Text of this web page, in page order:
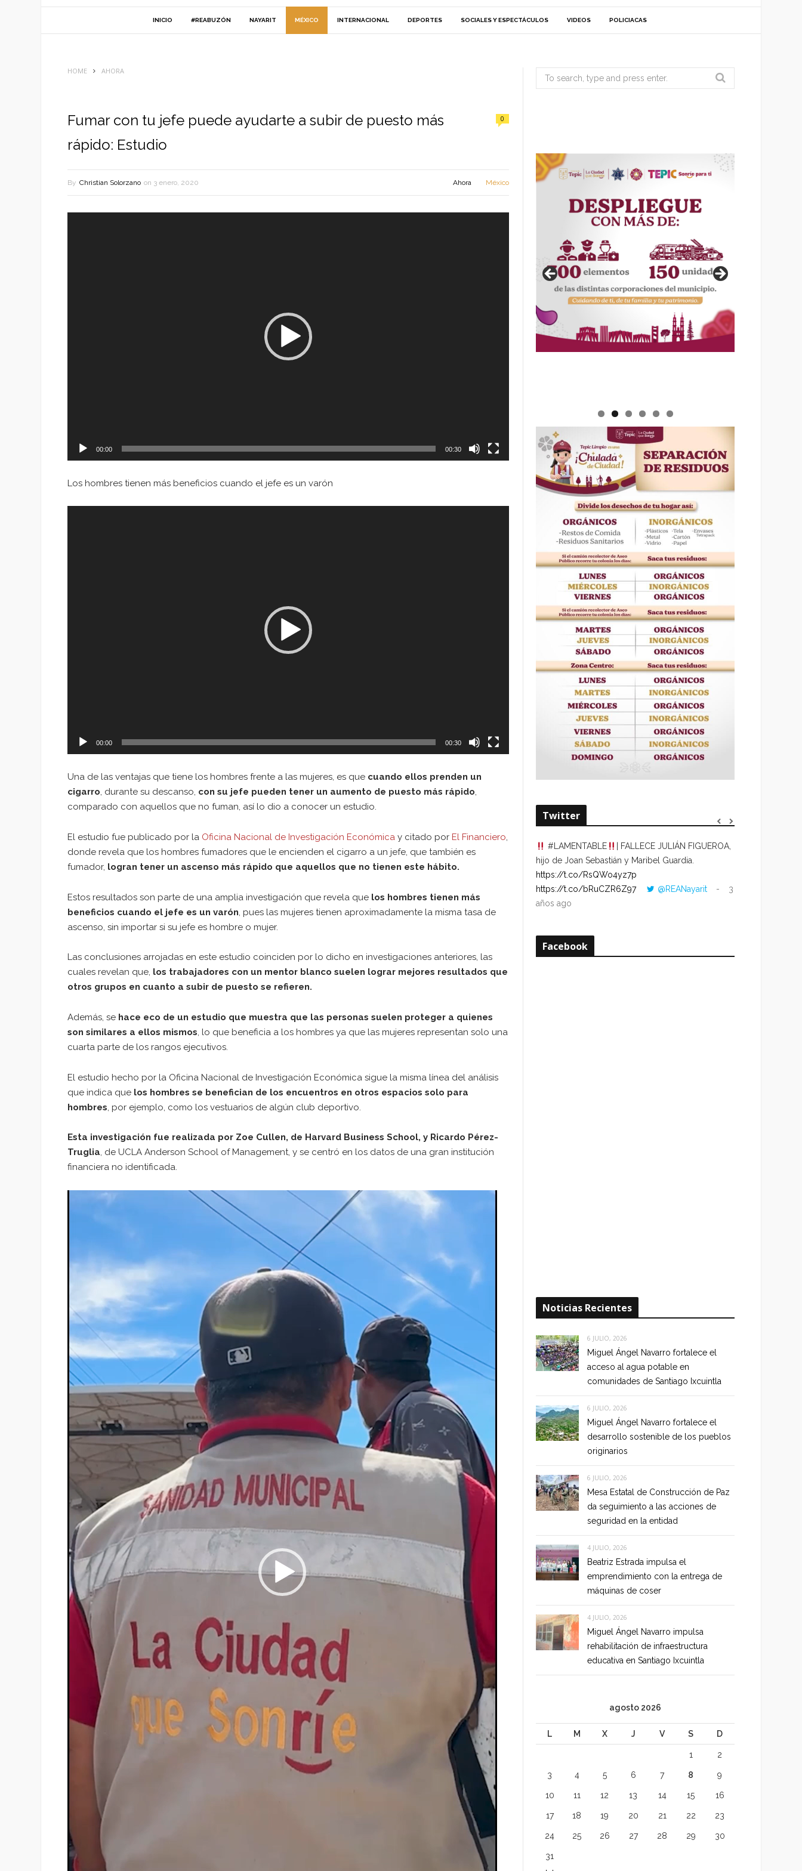
INICIO #REABUZÓN NAYARIT MÉXICO INTERNACIONAL DEPORTES SOCIALES Y ESPECTÁCULOS VIDEOS POLICIACAS
HOME AHORA
Fumar con tu jefe puede ayudarte a subir de puesto más
rápido: Estudio
0
By Christian Solorzano on 3 enero, 2020 Ahora México
00:00 00:30
Los hombres tienen más beneficios cuando el jefe es un varón
00:00 00:30
Una de las ventajas que tiene los hombres frente a las mujeres, es que cuando ellos prenden un
cigarro, durante su descanso, con su jefe pueden tener un aumento de puesto más rápido,
comparado con aquellos que no fuman, así lo dio a conocer un estudio.
El estudio fue publicado por la Oficina Nacional de Investigación Económica y citado por El Financiero,
donde revela que los hombres fumadores que le encienden el cigarro a un jefe, que también es
fumador, logran tener un ascenso más rápido que aquellos que no tienen este hábito.
Estos resultados son parte de una amplia investigación que revela que los hombres tienen más
beneficios cuando el jefe es un varón , pues las mujeres tienen aproximadamente la misma tasa de
ascenso, sin importar si su jefe es hombre o mujer.
Las conclusiones arrojadas en este estudio coinciden por lo dicho en investigaciones anteriores, las
cuales revelan que, los trabajadores con un mentor blanco suelen lograr mejores resultados que
otros grupos en cuanto a subir de puesto se refieren.
Además, se hace eco de un estudio que muestra que las personas suelen proteger a quienes
son similares a ellos mismos, lo que beneficia a los hombres ya que las mujeres representan solo una
cuarta parte de los rangos ejecutivos.
El estudio hecho por la Oficina Nacional de Investigación Económica sigue la misma línea del análisis
que indica que los hombres se benefician de los encuentros en otros espacios solo para
hombres, por ejemplo, como los vestuarios de algún club deportivo.
Esta investigación fue realizada por Zoe Cullen, de Harvard Business School, y Ricardo Pérez-
Truglia, de UCLA Anderson School of Management, y se centró en los datos de una gran institución
financiera no identificada.
Reproductor
Search
for:
Twitter
#LAMENTABLE
| FALLECE JULIÁN FIGUEROA,
hijo de Joan Sebastián y Maribel Guardia.
https://t.co/RsQWo4yz7p
https://t.co/bRuCZR6Z97
@REANayarit
3
años ago
Facebook
Noticias Recientes
6 JULIO, 2026
Miguel Ángel Navarro fortalece el
acceso al agua potable en
comunidades de Santiago Ixcuintla
6 JULIO, 2026
Miguel Ángel Navarro fortalece el
desarrollo sostenible de los pueblos
originarios
6 JULIO, 2026
Mesa Estatal de Construcción de Paz
da seguimiento a las acciones de
seguridad en la entidad
4 JULIO, 2026
Beatriz Estrada impulsa el
emprendimiento con la entrega de
máquinas de coser
4 JULIO, 2026
Miguel Ángel Navarro impulsa
rehabilitación de infraestructura
educativa en Santiago Ixcuintla
agosto 2026
L M X J V S D
1 2
3 4 5 6 7 8 9
10 11 12 13 14 15 16
17 18 19 20 21 22 23
24 25 26 27 28 29 30
31